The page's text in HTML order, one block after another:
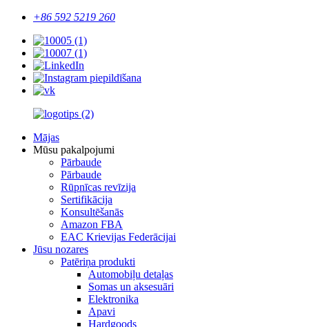
+86 592 5219 260
Mājas
Mūsu pakalpojumi
Pārbaude
Pārbaude
Rūpnīcas revīzija
Sertifikācija
Konsultēšanās
Amazon FBA
EAC Krievijas Federācijai
Jūsu nozares
Patēriņa produkti
Automobiļu detaļas
Somas un aksesuāri
Elektronika
Apavi
Hardgoods